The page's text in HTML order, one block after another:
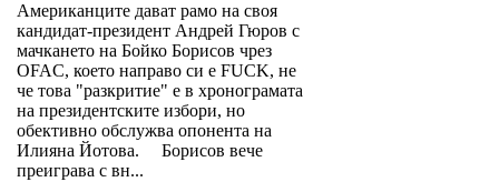
Американците дават рамо на своя
кандидат-президент Андрей Гюров с
мачкането на Бойко Борисов чрез
OFAC, което направо си е FUCK, не
че това "разкритие" е в хронограмата
на президентските избори, но
обективно обслужва опонента на
Илияна Йотова. Борисов вече
преиграва с вн...